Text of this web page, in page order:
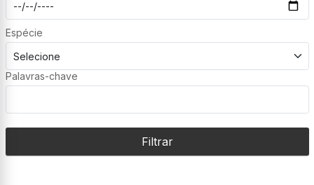
Espécie
Palavras-chave
Filtrar